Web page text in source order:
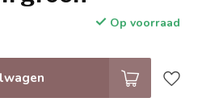
Op voorraad